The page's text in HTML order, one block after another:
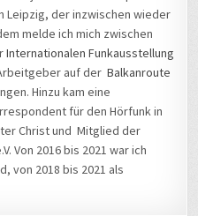
Leipzig, der inzwischen wieder
melde ich mich zwischen
Internationalen Funkausstellung
auf derBalkanroute
Hinzu kam eine
für den Hörfunk in
Christ und Mitglied der
Von 2016 bis 2021 war ich
von 2018 bis 2021 als